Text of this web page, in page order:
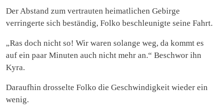
Der Abstand zum vertrauten heimatlichen Gebirge
verringerte sich beständig, Folko beschleunigte seine Fahrt.
„Ras doch nicht so! Wir waren solange weg, da kommt es
auf ein paar Minuten auch nicht mehr an.“ Beschwor ihn
Kyra.
Daraufhin drosselte Folko die Geschwindigkeit wieder ein
wenig.